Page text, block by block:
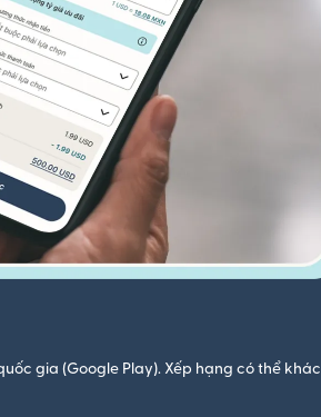
gia (Google Play). Xếp hạng có thể khác